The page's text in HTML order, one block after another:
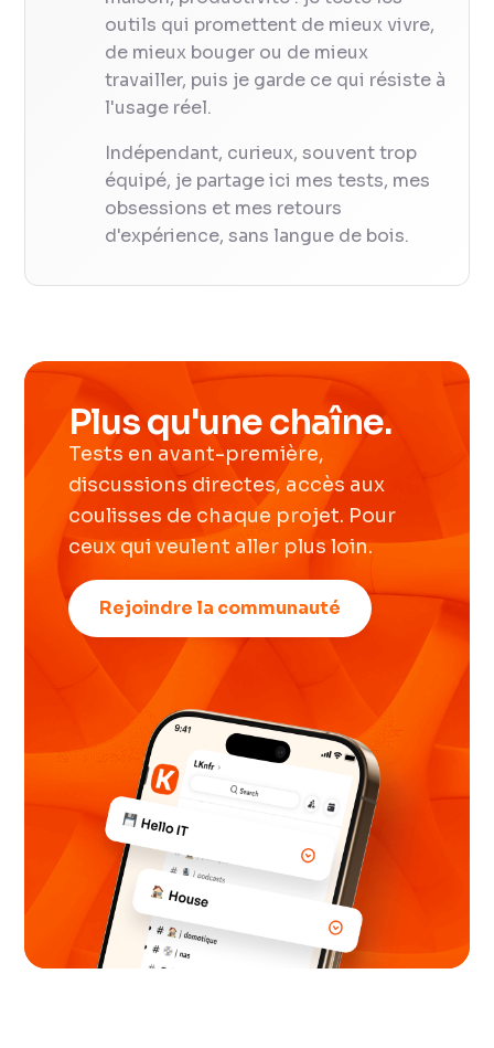
outils qui promettent de mieux vivre,
de mieux bouger ou de mieux
travailler, puis je garde ce qui résiste à
l'usage réel.
Indépendant, curieux, souvent trop
équipé, je partage ici mes tests, mes
obsessions et mes retours
d'expérience, sans langue de bois.
Plus qu'une chaîne.
Tests en avant-première,
discussions directes, accès aux
coulisses de chaque projet. Pour
ceux qui veulent aller plus loin.
Rejoindre la communauté